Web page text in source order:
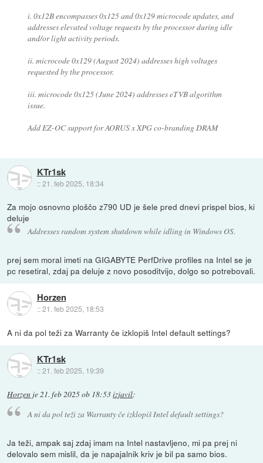
i. 0x12B encompasses 0x125 and 0x129 microcode updates, and
addresses elevated voltage requests by the processor during idle
and/or light activity periods.
ii. microcode 0x129 (August 2024) addresses high voltages
requested by the processor.
iii. microcode 0x125 (June 2024) addresses eTVB algorithm
issue.
Add EZ-OC support for AORUS x XPG co-branding DRAM
KTr1sk
::21. feb 2025, 18:34
Za mojo osnovno ploščo z790 UD je šele pred dnevi prispel bios, ki
deluje
Addresses random system shutdown while idling in Windows OS.
prej sem moral imeti na GIGABYTE PerfDrive profiles na Intel se je
pc resetiral, zdaj pa deluje z novo posoditvijo, dolgo so potrebovali.
Horzen
::21. feb 2025, 18:53
A ni da pol teži za Warranty če izklopiš Intel default settings?
KTr1sk
::21. feb 2025, 19:39
Horzen je21. feb 2025 ob 18:53izjavil:
A ni da pol teži za Warranty če izklopiš Intel default settings?
Ja teži, ampak saj zdaj imam na Intel nastavljeno, mi pa prej ni
delovalo sem mislil, da je napajalnik kriv je bil pa samo bios.